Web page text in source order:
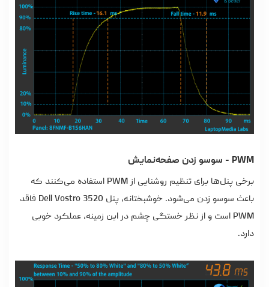
PWM - سوسو زدن صفحه‌نمایش
برخی پنل‌ها برای تنظیم روشنایی از PWM استفاده می‌کنند که
باعث سوسو زدن می‌شود. خوشبختانه، پنل Dell Vostro 3520 فاقد
PWM است و از نظر خستگی چشم در این زمینه، عملکرد خوبی
دارد.